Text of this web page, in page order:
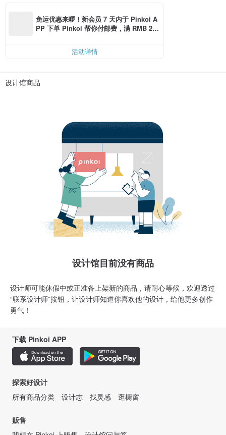
免运优惠来啰！新会员 7 天内于 Pinkoi A
PP 下单 Pinkoi 帮你付邮费，满 RMB 25
活动详情
设计馆商品
设计馆目前没有商品
设计师可能休假中或正准备上架新的商品，请耐心等候，欢迎透过
“联系设计师”按钮，让设计师知道你喜欢他的设计，给他更多创作
勇气！
下载 Pinkoi APP
探索好设计
所有商品分类
设计志 找灵感 逛橱窗
贩售